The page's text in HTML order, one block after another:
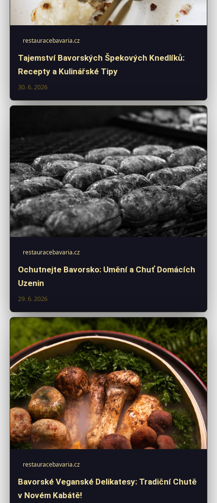
restauracebavaria.cz
Tajemství Bavorských Špekových Knedlíků:
Recepty a Kulinářské Tipy
30. 6. 2026
restauracebavaria.cz
Ochutnejte Bavorsko: Umění a Chuť Domácích
Uzenin
29. 6. 2026
restauracebavaria.cz
Bavorské Veganské Delikatesy: Tradiční Chutě
v Novém Kabátě!